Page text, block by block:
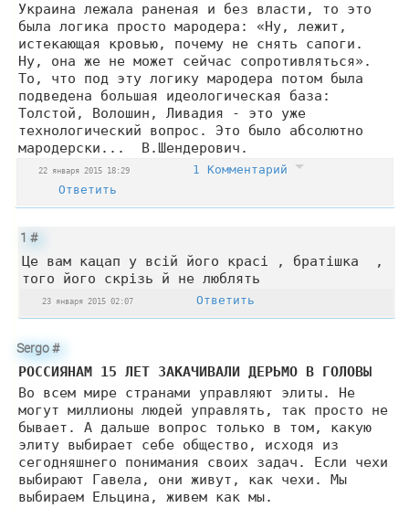
Украина лежала раненая и без власти, то это
была логика просто мародера: «Ну, лежит,
истекающая кровью, почему не снять сапоги.
Ну, она же не может сейчас сопротивляться».
То, что под эту логику мародера потом была
подведена большая идеологическая база:
Толстой, Волошин, Ливадия - это уже
технологический вопрос. Это было абсолютно
мародерски... В.Шендерович.
22 января 2015 18:29
1 Комментарий
Ответить
1 #
Це вам кацап у всій його красі , братішка ,
того його скрізь й не люблять
23 января 2015 02:07 Ответить
Sergo#
РОССИЯНАМ 15 ЛЕТ ЗАКАЧИВАЛИ ДЕРЬМО В ГОЛОВЫ
Во всем мире странами управляют элиты. Не
могут миллионы людей управлять, так просто не
бывает. А дальше вопрос только в том, какую
элиту выбирает себе общество, исходя из
сегодняшнего понимания своих задач. Если чехи
выбирают Гавела, они живут, как чехи. Мы
выбираем Ельцина, живем как мы.